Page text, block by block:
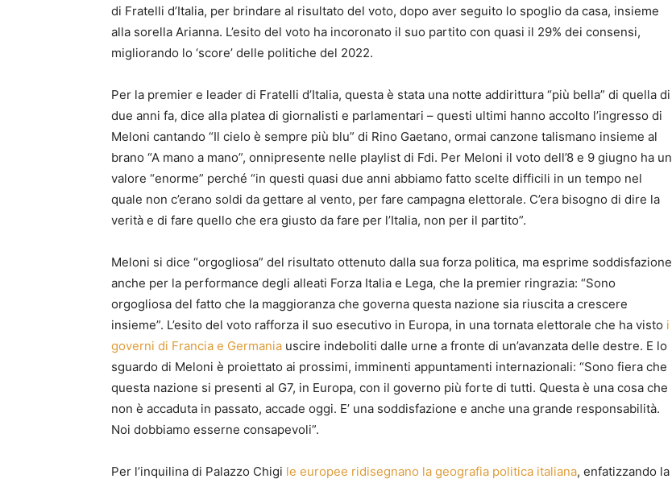
di Fratelli d’Italia, per brindare al risultato del voto, dopo aver seguito lo spoglio da casa, insieme
alla sorella Arianna. L’esito del voto ha incoronato il suo partito con quasi il 29% dei consensi,
migliorando lo ‘score’ delle politiche del 2022.
Per la premier e leader di Fratelli d’Italia, questa è stata una notte addirittura “più bella” di quella di
due anni fa, dice alla platea di giornalisti e parlamentari – questi ultimi hanno accolto l’ingresso di
Meloni cantando “Il cielo è sempre più blu” di Rino Gaetano, ormai canzone talismano insieme al
brano “A mano a mano”, onnipresente nelle playlist di Fdi. Per Meloni il voto dell’8 e 9 giugno ha un
valore “enorme” perché “in questi quasi due anni abbiamo fatto scelte difficili in un tempo nel
quale non c’erano soldi da gettare al vento, per fare campagna elettorale. C’era bisogno di dire la
verità e di fare quello che era giusto da fare per l’Italia, non per il partito”.
Meloni si dice “orgogliosa” del risultato ottenuto dalla sua forza politica, ma esprime soddisfazione
anche per la performance degli alleati Forza Italia e Lega, che la premier ringrazia: “Sono
orgogliosa del fatto che la maggioranza che governa questa nazione sia riuscita a crescere
insieme”. L’esito del voto rafforza il suo esecutivo in Europa, in una tornata elettorale che ha visto i
governi di Francia e Germania uscire indeboliti dalle urne a fronte di un’avanzata delle destre. E lo
sguardo di Meloni è proiettato ai prossimi, imminenti appuntamenti internazionali: “Sono fiera che
questa nazione si presenti al G7, in Europa, con il governo più forte di tutti. Questa è una cosa che
non è accaduta in passato, accade oggi. E’ una soddisfazione e anche una grande responsabilità.
Noi dobbiamo esserne consapevoli”.
Per l’inquilina di Palazzo Chigi le europee ridisegnano la geografia politica italiana, enfatizzando la